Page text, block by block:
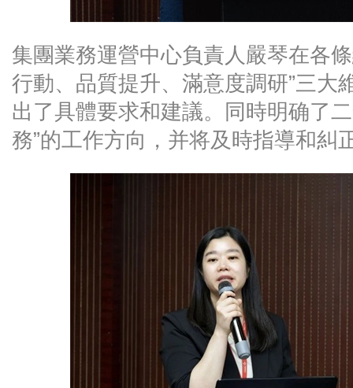
集團業務運營中心負責人嚴琴在各
行動、品質提升、滿意度調研”三大
出了具體要求和建議。同時明确了
務”的工作方向，并将及時指導和糾